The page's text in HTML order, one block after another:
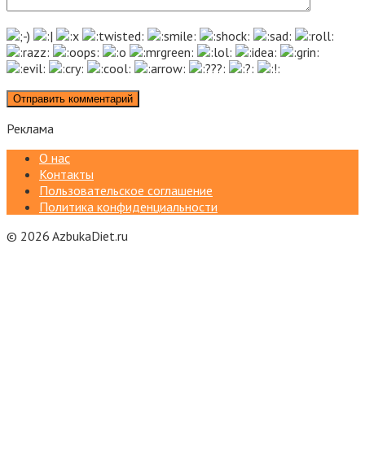
Реклама
О нас
Контакты
Пользовательское соглашение
Политика конфиденциальности
© 2026 AzbukaDiet.ru